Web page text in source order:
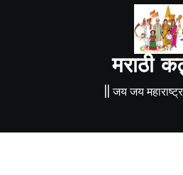
मराठी
|| जय जय महाराष्ट्र